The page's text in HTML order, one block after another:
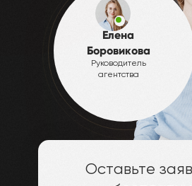
Оставьте
Елена
Боровикова
Руководитель
агентства